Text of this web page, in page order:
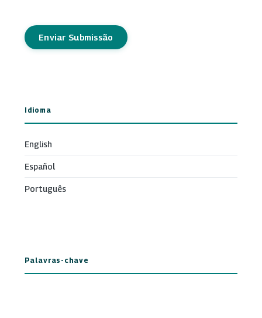
Enviar Submissão
Idioma
English
Español
Português
Palavras-chave